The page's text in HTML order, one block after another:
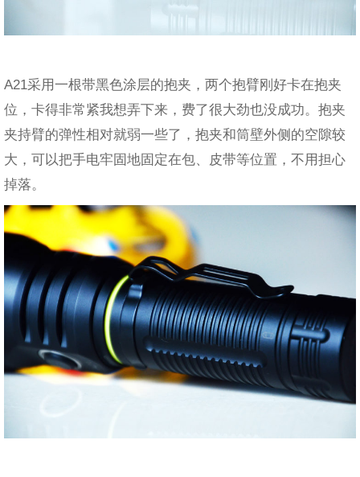
A21采用一根带黑色涂层的抱夹，两个抱臂刚好卡在抱夹
位，卡得非常紧我想弄下来，费了很大劲也没成功。抱夹
夹持臂的弹性相对就弱一些了，抱夹和筒壁外侧的空隙较
大，可以把手电牢固地固定在包、皮带等位置，不用担心
掉落。